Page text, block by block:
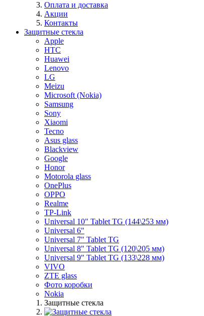
Оплата и доставка
Акции
Контакты
Защитные стекла
Apple
HTC
Huawei
Lenovo
LG
Meizu
Microsoft (Nokia)
Samsung
Sony
Xiaomi
Tecno
Asus glass
Blackview
Google
Honor
Motorola glass
OnePlus
OPPO
Realme
TP-Link
Universal 10" Tablet TG (144\253 мм)
Universal 6"
Universal 7" Tablet TG
Universal 8" Tablet TG (120\205 мм)
Universal 9" Tablet TG (133\228 мм)
VIVO
ZTE glass
Фото коробки
Nokia
Защитные стекла